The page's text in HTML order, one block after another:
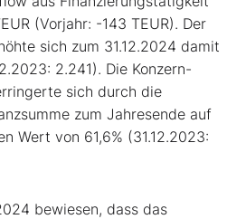
(Vorjahr: -143 TEUR). Der
sich zum 31.12.2024 damit
2.241). Die Konzern-
sich durch die
zum Jahresende auf
Wert von 61,6% (31.12.2023:
bewiesen, dass das